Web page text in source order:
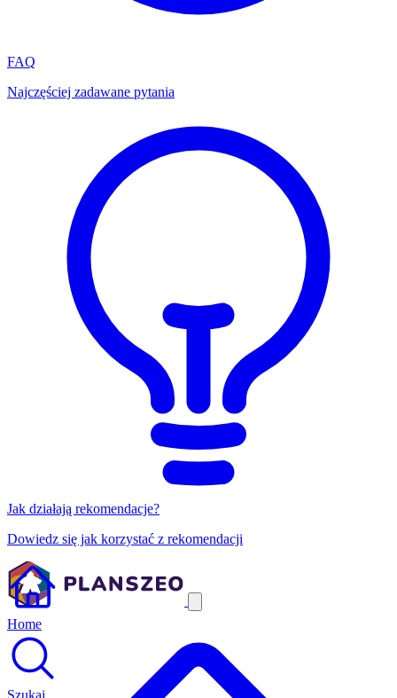
FAQ
Najczęściej zadawane pytania
Jak działają rekomendacje?
Dowiedz się jak korzystać z rekomendacji
Home
Szukaj